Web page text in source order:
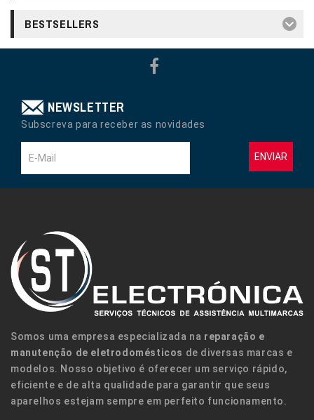
BESTSELLERS
NEWSLETTER
Subscreva para receber as novidades
ENVIAR
Somos uma empresa especializada na reparação e
manutenção de eletrodomésticos de diversas marcas e
modelos. Nosso objetivo é oferecer um serviço rápido,
eficiente e de alta qualidade para garantir que seus
aparelhos estejam sempre em perfeito funcionamento.